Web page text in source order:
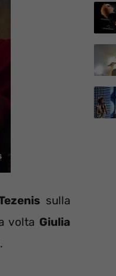
sulla
volta Giulia
.